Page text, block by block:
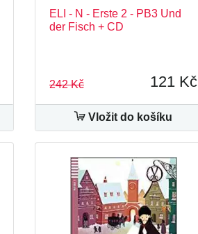
ELI - N - Erste 2 - PB3 Und
der Fisch + CD
242 Kč 121 Kč
Vložit do košíku